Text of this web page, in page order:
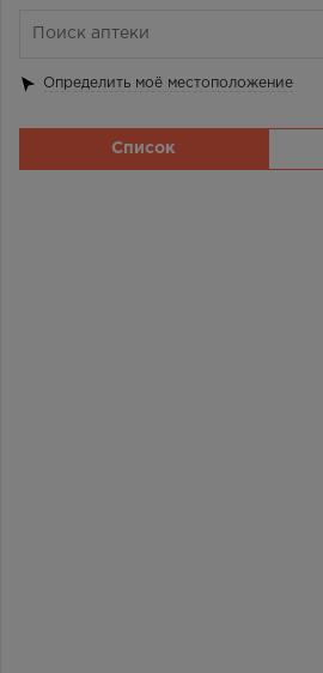
Определить моё местоположение
Список